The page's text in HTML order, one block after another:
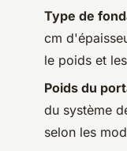
Type de
cm
le poids et
Poids du
du système
selon les